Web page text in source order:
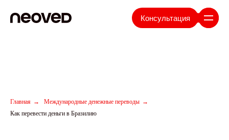
Консультация
Главная → Международные денежные переводы →
Как перевести деньги в Бразилию